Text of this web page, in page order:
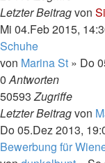
Letzter Beitragvon
Mi 04.Feb 2015,
Schuhe
von Marina St » Do
0Antworten
50593Zugriffe
Letzter Beitragvon
Do 05.Dez 2013,
Bewerbung für